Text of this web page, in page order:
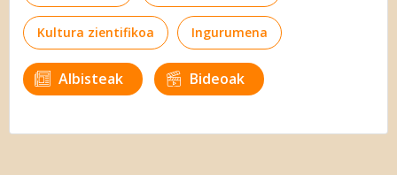
Kultura zientifikoa Ingurumena
Albisteak Bideoak